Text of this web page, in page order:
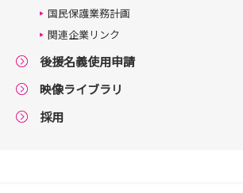
国民保護業務計画
関連企業リンク
後援名義使用申請
映像ライブラリ
採用